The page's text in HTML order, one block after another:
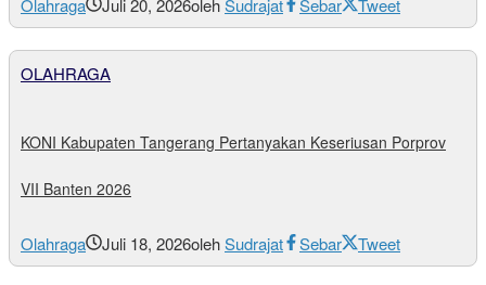
Olahraga Juli 20, 2026olehSudrajat Sebar Tweet
OLAHRAGA
KONI Kabupaten Tangerang Pertanyakan Keseriusan Porprov
VII Banten 2026
Olahraga Juli 18, 2026olehSudrajat Sebar Tweet